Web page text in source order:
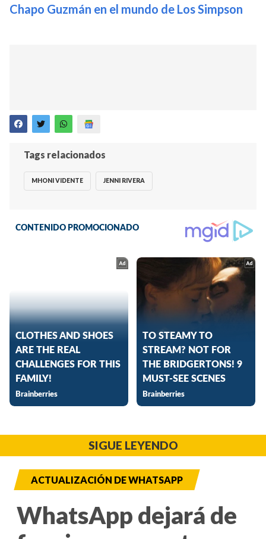
Chapo Guzmán en el mundo de Los Simpson
Tags relacionados
MHONI VIDENTE JENNI RIVERA
SIGUE LEYENDO
ACTUALIZACIÓN DE WHATSAPP
WhatsApp dejará de